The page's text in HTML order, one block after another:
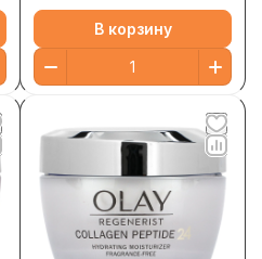
В корзину